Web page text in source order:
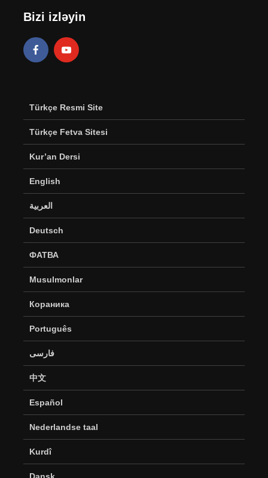
Bizi izləyin
Türkçe Resmi Site
Türkçe Fetva Sitesi
Kur’an Dersi
English
العربية
Deutsch
ФАТВА
Musulmonlar
Кораника
Português
فارسی
中文
Español
Nederlandse taal
Kurdî